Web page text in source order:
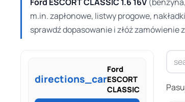
m.in. zapłonowe, listwy progowe,
sprawdź dopasowanie i złóż zamówienie
directions_car
Ford
ESCORT
CLASSIC